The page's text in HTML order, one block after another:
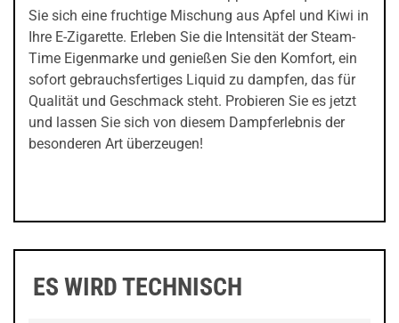
Sie sich eine fruchtige Mischung aus Apfel und Kiwi in
Ihre E-Zigarette. Erleben Sie die Intensität der Steam-
Time Eigenmarke und genießen Sie den Komfort, ein
sofort gebrauchsfertiges Liquid zu dampfen, das für
Qualität und Geschmack steht. Probieren Sie es jetzt
und lassen Sie sich von diesem Dampferlebnis der
besonderen Art überzeugen!
ES WIRD TECHNISCH